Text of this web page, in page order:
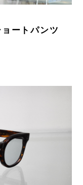
ートパンツ